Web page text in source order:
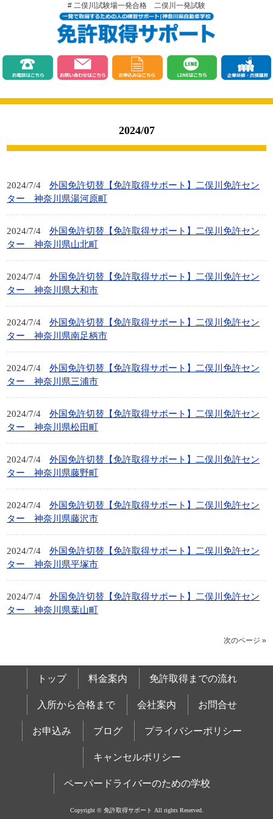
# 二俣川試験場一発合格 二俣川一発試験
2024/07
2024/7/4
外国免許切替【免許取得サポート】二俣川免許セン
ター 神奈川県湯河原町
2024/7/4
外国免許切替【免許取得サポート】二俣川免許セン
ター 神奈川県山北町
2024/7/4
外国免許切替【免許取得サポート】二俣川免許セン
ター 神奈川県大和市
2024/7/4
外国免許切替【免許取得サポート】二俣川免許セン
ター 神奈川県南足柄市
2024/7/4
外国免許切替【免許取得サポート】二俣川免許セン
ター 神奈川県三浦市
2024/7/4
外国免許切替【免許取得サポート】二俣川免許セン
ター 神奈川県松田町
2024/7/4
外国免許切替【免許取得サポート】二俣川免許セン
ター 神奈川県藤野町
2024/7/4
外国免許切替【免許取得サポート】二俣川免許セン
ター 神奈川県藤沢市
2024/7/4
外国免許切替【免許取得サポート】二俣川免許セン
ター 神奈川県平塚市
2024/7/4
外国免許切替【免許取得サポート】二俣川免許セン
ター 神奈川県葉山町
次のページ »
トップ 料金案内 免許取得までの流れ
入所から合格まで 会社案内 お問合せ
お申込み ブログ プライバシーポリシー
キャンセルポリシー
ペーパードライバーのための学校
Copyright © 免許取得サポート All rights Reserved.